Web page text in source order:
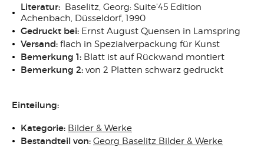
Literatur: Baselitz, Georg: Suite'45 Edition
Achenbach, Düsseldorf, 1990
Gedruckt bei: Ernst August Quensen in Lamspring
Versand: flach in Spezialverpackung für Kunst
Bemerkung 1: Blatt ist auf Rückwand montiert
Bemerkung 2: von 2 Platten schwarz gedruckt
Einteilung:
Kategorie: Bilder & Werke
Bestandteil von: Georg Baselitz Bilder & Werke